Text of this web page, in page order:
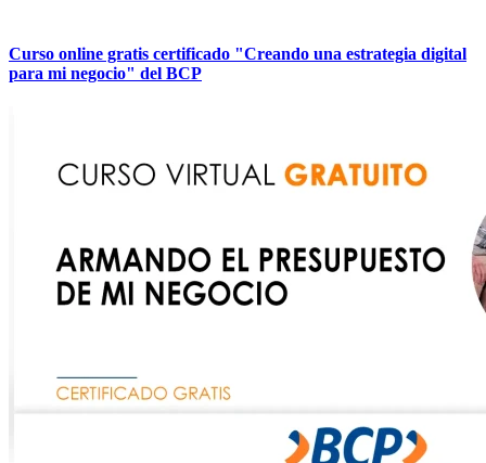
Curso online gratis certificado "Creando una estrategia digital
para mi negocio" del BCP